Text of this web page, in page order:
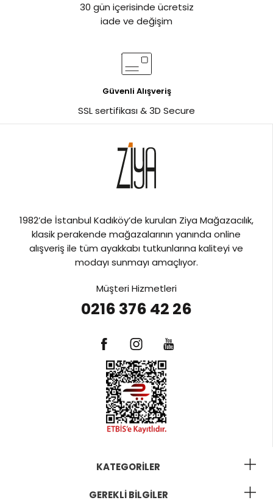
30 gün içerisinde ücretsiz
iade ve değişim
Güvenli Alışveriş
SSL sertifikası & 3D Secure
1982’de İstanbul Kadıköy’de kurulan Ziya Mağazacılık,
klasik perakende mağazalarının yanında online
alışveriş ile tüm ayakkabı tutkunlarına kaliteyi ve
modayı sunmayı amaçlıyor.
Müşteri Hizmetleri
0216 376 42 26
KATEGORILER
GEREKLI BILGILER